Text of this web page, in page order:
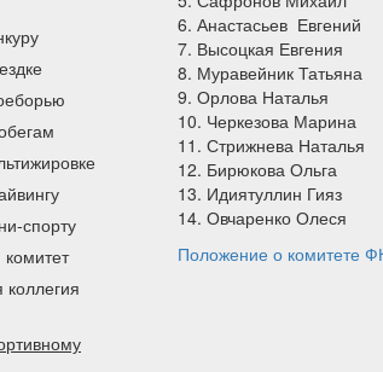
спорту
коллегия
6. Анастасьев Евгений
7. Высоцкая Евгения
8. Муравейник Татьяна
9. Орлова Наталья
10. Черкезова Марина
11. Стрижнева Наталья
12. Бирюкова Ольга
13. Идиятуллин Гияз
14. Овчаренко Олеся
Положение о комитете